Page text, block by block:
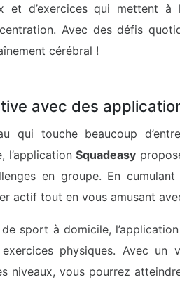
et d’exercices qui mettent à
Avec des défis
cérébral !
avec des
qui touche beaucoup
l’application Squadeasy
en groupe. En
actif tout en vous amusant
sport à domicile, l’application
physiques. Avec un
niveaux, vous pourrez